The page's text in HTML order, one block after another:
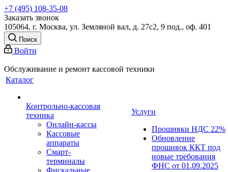
+7 (495) 108-35-08
Заказать звонок
105064, г. Москва, ул. Земляной вал, д. 27с2, 9 под., оф. 401
Поиск
Войти
Обслуживание и ремонт кассовой техники
Каталог
Контрольно-кассовая
техника
Онлайн-кассы
Кассовые
аппараты
Смарт-
терминалы
Фискальные
Услуги
Прошивки НДС 22%
Обновление
прошивок ККТ под
новые требования
ФНС от 01.09.2025